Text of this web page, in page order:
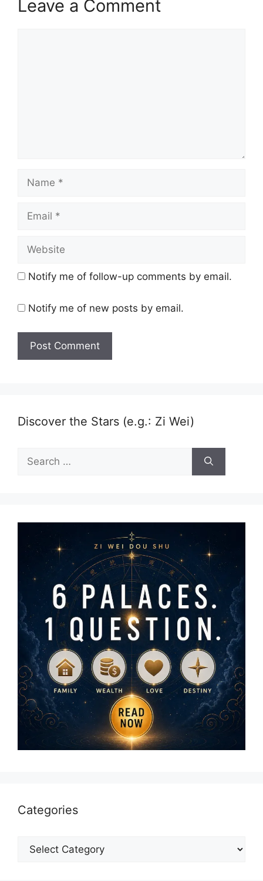
Leave a Comment
Name
Email
Website
Notify me of follow-up comments by email.
Notify me of new posts by email.
Discover the Stars (e.g.: Zi Wei)
Search
for:
Categories
Categories